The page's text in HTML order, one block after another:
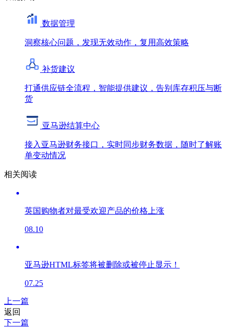
数据管理
洞察核心问题，发现无效动作，复用高效策略
补货建议
打通供应链全流程，智能提供建议，告别库存积压与断
货
亚马逊结算中心
接入亚马逊财务接口，实时同步财务数据，随时了解账
单变动情况
相关阅读
英国购物者对最受欢迎产品的价格上涨
08.10
亚马逊HTML标签将被删除或被停止显示！
07.25
上一篇
返回
下一篇